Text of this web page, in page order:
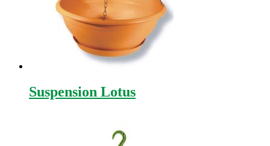
Suspension Lotus